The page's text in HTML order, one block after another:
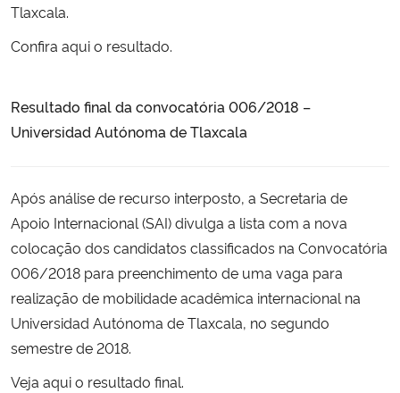
Tlaxcala.
Confira aquio resultado.
Resultado final da convocatória 006/2018 –
Universidad Autónoma de Tlaxcala
Após análise de recurso interposto, a Secretaria de
Apoio Internacional (SAI) divulga a lista com a nova
colocação dos candidatos classificados na Convocatória
006/2018 para preenchimento de uma vaga para
realização de mobilidade acadêmica internacional na
Universidad Autónoma de Tlaxcala, no segundo
semestre de 2018.
Veja aquio resultado final.